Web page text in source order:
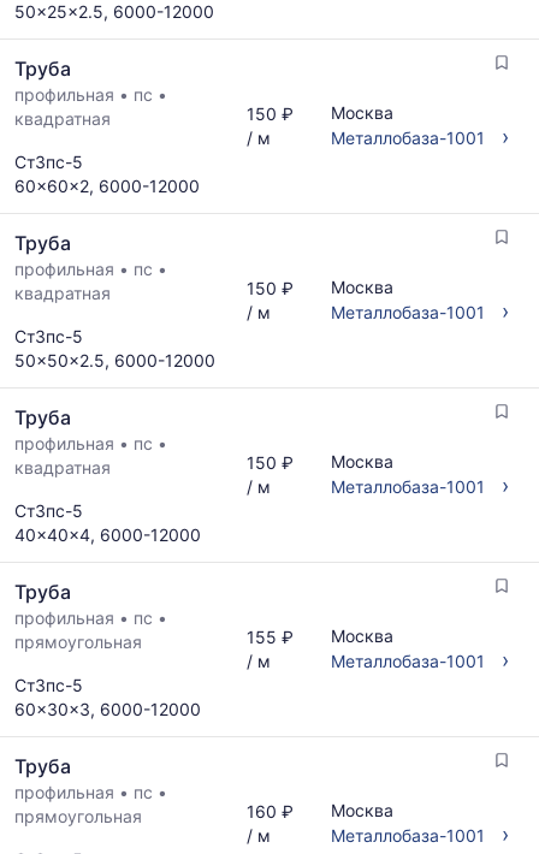
50x25x2.5, 6000-12000
Труба
профильная • пс •
квадратная
Ст3пс-5
60x60x2, 6000-12000
150 ₽
/ м
Москва
Металлобаза-1001
›
Труба
профильная • пс •
квадратная
Ст3пс-5
50x50x2.5, 6000-12000
150 ₽
/ м
Москва
Металлобаза-1001
›
Труба
профильная • пс •
квадратная
Ст3пс-5
40x40x4, 6000-12000
150 ₽
/ м
Москва
Металлобаза-1001
›
Труба
профильная • пс •
прямоугольная
Ст3пс-5
60x30x3, 6000-12000
155 ₽
/ м
Москва
Металлобаза-1001
›
Труба
профильная • пс •
прямоугольная
160 ₽
/ м
Москва
Металлобаза-1001
›